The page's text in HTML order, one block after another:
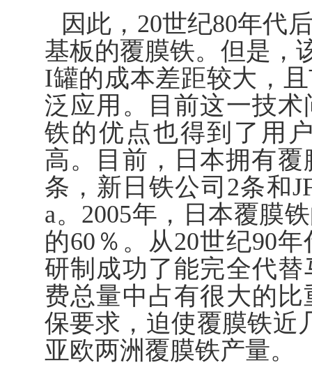
因此，20世纪80年代
基板的覆膜铁。但是，
I罐的成本差距较大，
泛应用。目前这一技
铁的优点也得到了用
高。目前，日本拥有
条，新日铁公司2条和
a。2005年，日本覆膜
的60％。从20世纪90
研制成功了能完全代
费总量中占有很大的
保要求，迫使覆膜铁近
亚欧两洲覆膜铁产量。